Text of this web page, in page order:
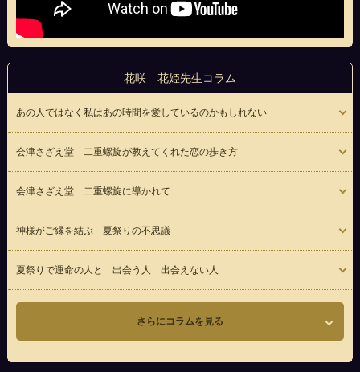
花咲 花姫先生コラム
あの人ではなく私はあの時間を愛しているのかもしれない
会津さざえ堂 二重螺旋が教えてくれた恋の歩き方
会津さざえ堂 二重螺旋に導かれて
神様がご縁を結ぶ 夏祭りの不思議
夏祭りで運命の人と 出会う人 出会えない人
さらにコラムを見る